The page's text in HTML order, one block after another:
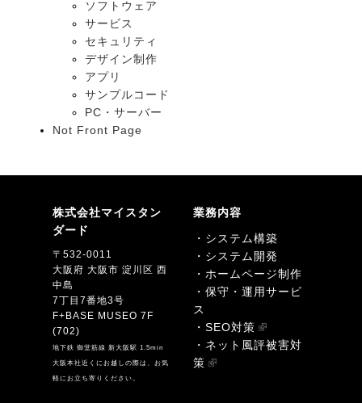
ソフトウェア
サービス
セキュリティ
デザイン制作
アプリ
サンプルコード
PC・サーバー
Not Front Page
株式会社マイスタン
ダード
〒532-0011
大阪府 大阪市 淀川区 西
中島
7丁目7番地3号
F+BASE MUSEO 7F
(702)
地下鉄 御堂筋線 新大阪駅 1.5min
大阪本社近くにお越しの際は、お気
軽にお立ち寄りください。
業務内容
・システム構築
・システム開発
・ホームページ制作
・保守・運用サービ
ス
・SEO対策
・ネット風評被害対
策